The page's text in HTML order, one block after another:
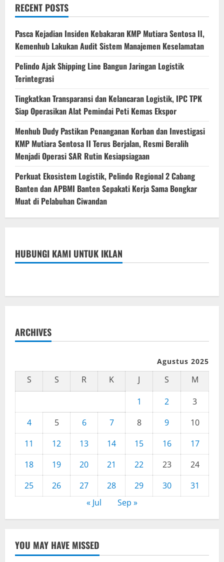
RECENT POSTS
Pasca Kejadian Insiden Kebakaran KMP Mutiara Sentosa II,
Kemenhub Lakukan Audit Sistem Manajemen Keselamatan
Pelindo Ajak Shipping Line Bangun Jaringan Logistik
Terintegrasi
Tingkatkan Transparansi dan Kelancaran Logistik, IPC TPK
Siap Operasikan Alat Pemindai Peti Kemas Ekspor
Menhub Dudy Pastikan Penanganan Korban dan Investigasi
KMP Mutiara Sentosa II Terus Berjalan, Resmi Beralih
Menjadi Operasi SAR Rutin Kesiapsiagaan
Perkuat Ekosistem Logistik, Pelindo Regional 2 Cabang
Banten dan APBMI Banten Sepakati Kerja Sama Bongkar
Muat di Pelabuhan Ciwandan
HUBUNGI KAMI UNTUK IKLAN
ARCHIVES
Agustus 2025
S S R K J S
M
1
2
3
4
5 6 7 8 9
10
11
12 13 14 15 16
17
18
19 20 21 22 23
24
25
26 27 28 29 30
31
« Jul
Sep »
YOU MAY HAVE MISSED